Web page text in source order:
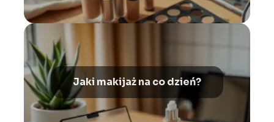
Jaki makijaż na co dzień?